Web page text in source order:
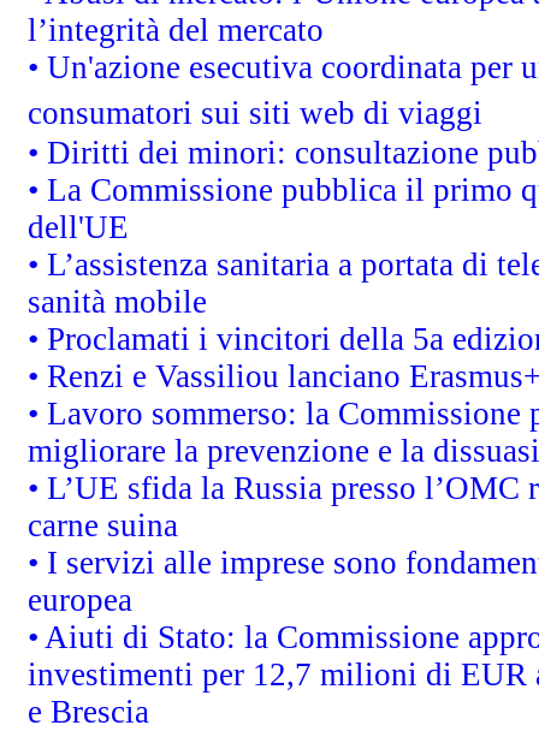
l’integrità del mercato
• Un'azione esecutiva coordinata
consumatori sui siti web di viaggi
• Diritti dei minori: consultazione
• La Commissione pubblica il primo
dell'UE
• L’assistenza sanitaria a portata di
sanità mobile
• Proclamati i vincitori della 5a
• Renzi e Vassiliou lanciano
• Lavoro sommerso: la
migliorare la prevenzione e la
• L’UE sfida la Russia presso
carne suina
• I servizi alle imprese sono
europea
• Aiuti di Stato: la Commissione
investimenti per 12,7 milioni di EUR
e Brescia